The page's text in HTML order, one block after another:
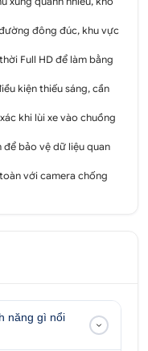
dụng Camera
Lux loại bỏ hoàn
giúp người lái dễ
vật. Điều này đặc
đáng có, bảo vệ
đông đúc, khu vực
Full HD để làm bằng
kiện thiếu sáng, cần
khi lùi xe vào chuồng
bảo vệ dữ liệu quan
với camera chống
năng gì nổi